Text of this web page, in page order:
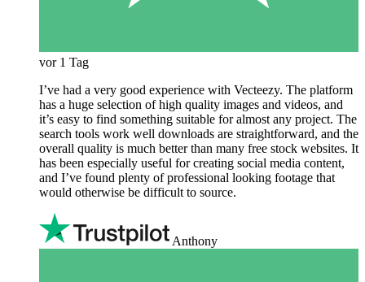
vor 1 Tag
I’ve had a very good experience with Vecteezy. The platform
has a huge selection of high quality images and videos, and
it’s easy to find something suitable for almost any project. The
search tools work well downloads are straightforward, and the
overall quality is much better than many free stock websites. It
has been especially useful for creating social media content,
and I’ve found plenty of professional looking footage that
would otherwise be difficult to source.
Anthony